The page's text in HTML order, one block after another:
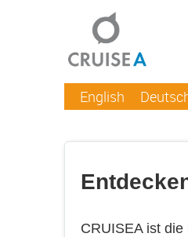
English
CRUISEA ist